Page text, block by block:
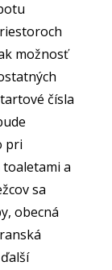
možnosť
čísla
pri
a
sa
obecná